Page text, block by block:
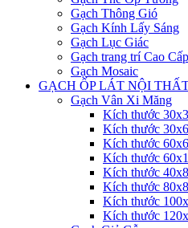
Gạch Thông Gió
Gạch Kính Lấy Sáng
Gạch Lục Giác
Gạch trang trí Cao Cấp
Gạch Mosaic
GẠCH ỐP LÁT NỘI
Gạch Vân Xi Măng
Kích thước
Kích thước
Kích thước
Kích thước
Kích thước
Kích thước
Kích thước
Kích thước